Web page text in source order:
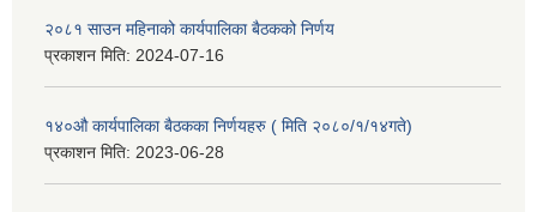
२०८१ साउन महिनाको कार्यपालिका बैठकको निर्णय
प्रकाशन मिति: 2024-07-16
१४०औ कार्यपालिका बैठकका निर्णयहरु ( मिति २०८०/१/१४गते)
प्रकाशन मिति: 2023-06-28